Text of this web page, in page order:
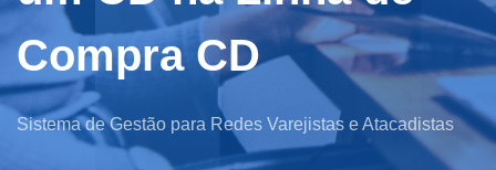
Compra CD
Sistema de Gestão para Redes Varejistas e Atacadistas